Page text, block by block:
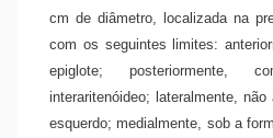
cm de diâmetro, localizada na
com os seguintes limites:
epiglote; posteriormente,
interaritenóideo; lateralmente,
esquerdo; medialmente, sob a